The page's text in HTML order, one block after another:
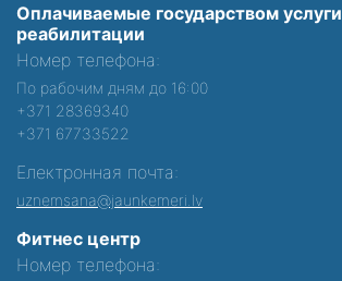
Оплачиваемые государством услуги
реабилитации
Номер телефона:
По рабочим дням до 16:00
+371 28369340
+371 67733522
Електронная почта:
uznemsana@jaunkemeri.lv
Фитнес центр
Номер телефона: